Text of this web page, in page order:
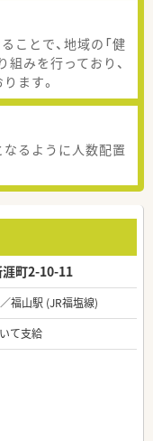
ことで、地域の「健
みを行っており、
ます。
るように人数配置
町2-10-11
福山駅 (JR福塩線)
て支給